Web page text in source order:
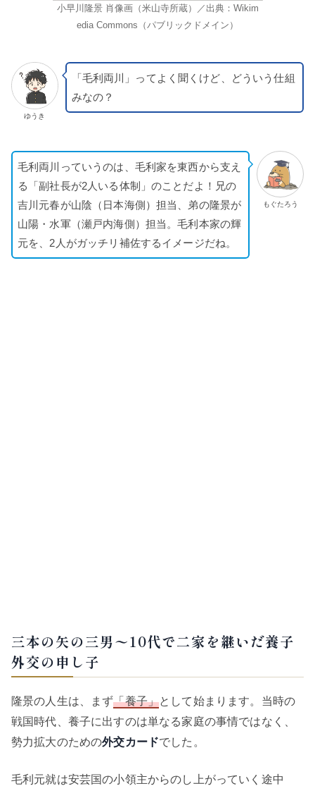
小早川隆景 肖像画（米山寺所蔵）／出典：Wikim
edia Commons（パブリックドメイン）
ゆうき
「毛利両川」ってよく聞くけど、どういう仕組
みなの？
もぐたろう
毛利両川っていうのは、毛利家を東西から支え
る「副社長が2人いる体制」のことだよ！兄の
吉川元春が山陰（日本海側）担当、弟の隆景が
山陽・水軍（瀬戸内海側）担当。毛利本家の輝
元を、2人がガッチリ補佐するイメージだね。
三本の矢の三男〜10代で二家を継いだ養子
外交の申し子
隆景の人生は、まず「養子」として始まります。当時の
戦国時代、養子に出すのは単なる家庭の事情ではなく、
勢力拡大のための外交カードでした。
毛利元就は安芸国の小領主からのし上がっていく途中